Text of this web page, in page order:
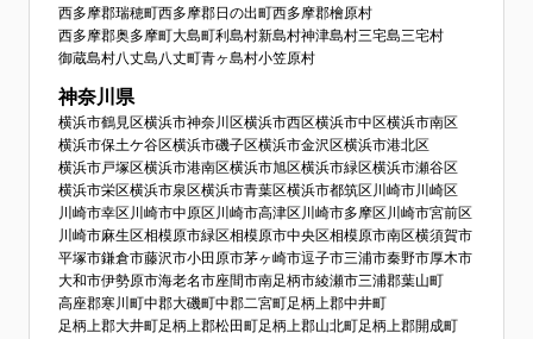
西多摩郡瑞穂町西多摩郡日の出町西多摩郡檜原村
西多摩郡奥多摩町大島町利島村新島村神津島村三宅島三宅村
御蔵島村八丈島八丈町青ヶ島村小笠原村
神奈川県
横浜市鶴見区横浜市神奈川区横浜市西区横浜市中区横浜市南区
横浜市保土ケ谷区横浜市磯子区横浜市金沢区横浜市港北区
横浜市戸塚区横浜市港南区横浜市旭区横浜市緑区横浜市瀬谷区
横浜市栄区横浜市泉区横浜市青葉区横浜市都筑区 川崎市川崎区
川崎市幸区 川崎市中原区 川崎市高津区 川崎市多摩区 川崎市宮前区
川崎市麻生区相模原市緑区相模原市中央区相模原市南区横須賀市
平塚市鎌倉市藤沢市小田原市茅ヶ崎市逗子市三浦市秦野市厚木市
大和市伊勢原市海老名市座間市南足柄市綾瀬市三浦郡葉山町
高座郡寒川町中郡大磯町中郡二宮町足柄上郡中井町
足柄上郡大井町足柄上郡松田町足柄上郡山北町足柄上郡開成町